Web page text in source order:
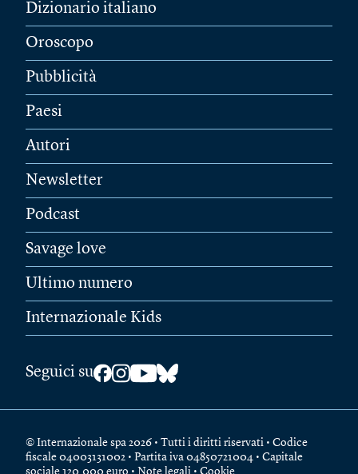
Dizionario italiano
Oroscopo
Pubblicità
Paesi
Autori
Newsletter
Podcast
Savage love
Ultimo numero
Internazionale Kids
Seguici su
© Internazionale spa 2026 • Tutti i diritti riservati • Codice
fiscale 04003131002 • Partita iva 04850721004 • Capitale
sociale 120.000 euro • Note legali • Cookie